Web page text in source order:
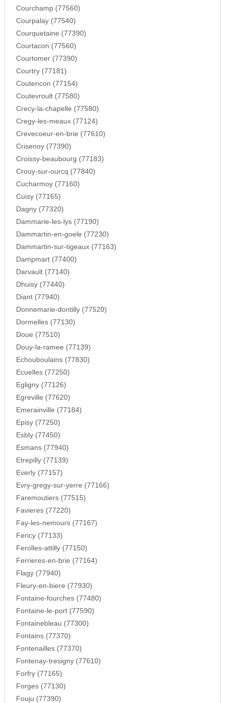
Courchamp (77560)
Courpalay (77540)
Courquetaine (77390)
Courtacon (77560)
Courtomer (77390)
Courtry (77181)
Coutencon (77154)
Coutevroult (77580)
Crecy-la-chapelle (77580)
Cregy-les-meaux (77124)
Crevecoeur-en-brie (77610)
Crisenoy (77390)
Croissy-beaubourg (77183)
Crouy-sur-ourcq (77840)
Cucharmoy (77160)
Cuisy (77165)
Dagny (77320)
Dammarie-les-lys (77190)
Dammartin-en-goele (77230)
Dammartin-sur-tigeaux (77163)
Dampmart (77400)
Darvault (77140)
Dhuisy (77440)
Diant (77940)
Donnemarie-dontilly (77520)
Dormelles (77130)
Doue (77510)
Douy-la-ramee (77139)
Echouboulains (77830)
Ecuelles (77250)
Egligny (77126)
Egreville (77620)
Emerainville (77184)
Episy (77250)
Esbly (77450)
Esmans (77940)
Etrepilly (77139)
Everly (77157)
Evry-gregy-sur-yerre (77166)
Faremoutiers (77515)
Favieres (77220)
Fay-les-nemours (77167)
Fericy (77133)
Ferolles-attilly (77150)
Ferrieres-en-brie (77164)
Flagy (77940)
Fleury-en-biere (77930)
Fontaine-fourches (77480)
Fontaine-le-port (77590)
Fontainebleau (77300)
Fontains (77370)
Fontenailles (77370)
Fontenay-tresigny (77610)
Forfry (77165)
Forges (77130)
Fouju (77390)